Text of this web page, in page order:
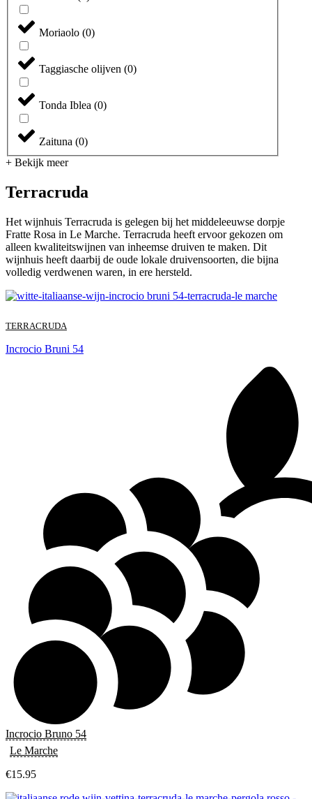
Moriaolo (0)
Taggiasche olijven (0)
Tonda Iblea (0)
Zaituna (0)
+ Bekijk meer
Terracruda
Het wijnhuis Terracruda is gelegen bij het middeleeuwse dorpje
Fratte Rosa in Le Marche. Terracruda heeft ervoor gekozen om
alleen kwaliteitswijnen van inheemse druiven te maken. Dit
wijnhuis heeft daarbij de oude lokale druivensoorten, die bijna
volledig verdwenen waren, in ere hersteld.
TERRACRUDA
Incrocio Bruni 54
Incrocio Bruno 54
Le Marche
€15.95